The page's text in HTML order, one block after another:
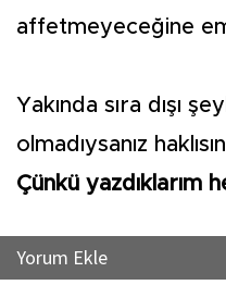
affetmeyeceğine
Yakında sıra dışı
olmadıysanız
Çünkü yazdıklarım
Yorum Ekle